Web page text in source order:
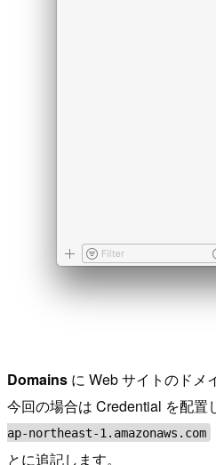
Domains に Web サイトのドメ
今回の場合は Credential を配置
ap-northeast-1.amazonaws.com
とに追記します。